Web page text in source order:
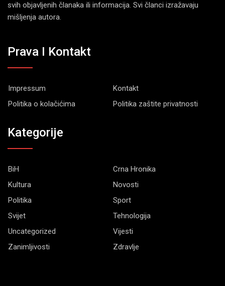
svih objavljenih članaka ili informacija. Svi članci izražavaju
mišljenja autora.
Prava I Kontakt
Impressum
Kontakt
Politika o kolačićima
Politika zaštite privatnosti
Kategorije
BiH
Crna Hronika
Kultura
Novosti
Politika
Sport
Svijet
Tehnologija
Uncategorized
Vijesti
Zanimljivosti
Zdravlje